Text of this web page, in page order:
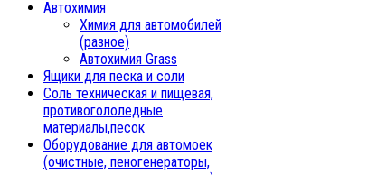
Автохимия
Химия для автомобилей
(разное)
Автохимия Grass
Ящики для песка и соли
Соль техническая и пищевая,
противогололедные
материалы,песок
Oборудование для автомоек
(очистные, пеногенераторы,